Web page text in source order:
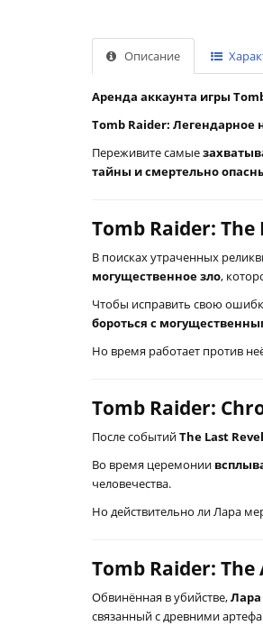
Описание
Аренда аккаунта игры
Tomb Raider:
Переживите самые
тайны и смертельно
Tomb Raider:
В поисках утраченных
могущественное зло,
Чтобы исправить свою
бороться с
Но время работает против
Tomb Raider:
После событийThe Last
Во время церемонии
человечества.
Но действительно ли Лара
Tomb Raider: The
Обвинённая в убийстве,Лара
связанный с древними